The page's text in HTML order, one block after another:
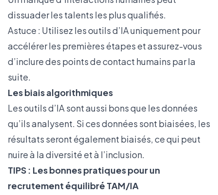
dissuader les talents les plus qualifiés.
Astuce : Utilisez les outils d’IA uniquement pour
accélérer les premières étapes et assurez-vous
d’inclure des points de contact humains par la
suite.
Les biais algorithmiques
Les outils d’IA sont aussi bons que les données
qu’ils analysent. Si ces données sont biaisées, les
résultats seront également biaisés, ce qui peut
nuire à la diversité et à l’inclusion.
TIPS : Les bonnes pratiques pour un
recrutement équilibré TAM/IA